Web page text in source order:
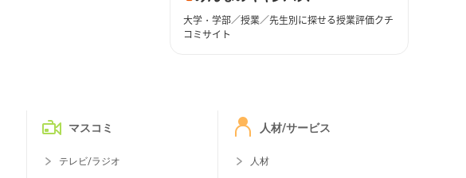
大学・学部／授業／先生別に探せる授業評価クチ
コミサイト
マスコミ
テレビ/ラジオ
人材/サービス
人材